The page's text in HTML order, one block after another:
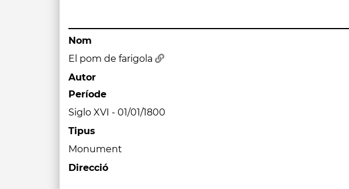
Nom
El pom de farigola
Autor
Període
Siglo XVI - 01/01/1800
Tipus
Monument
Direcció